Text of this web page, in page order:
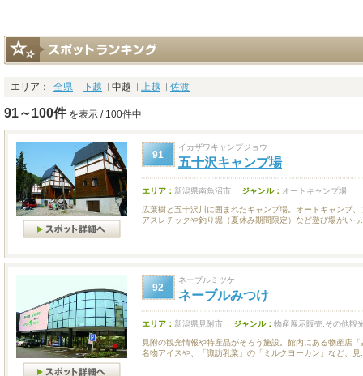
エリア： 全県 下越 中越 上越 佐渡
91～100件 を表示 / 100件中
91
イカザワキャンプジョウ
五十沢キャンプ場
エリア： 新潟県南魚沼市 ジャンル： オートキャンプ場
広葉樹と五十沢川に囲まれたキャンプ場。オートキャンプ
アスレチックや釣り堀（夏休み期間限定）など遊び場がいっ
92
ネーブルミツケ
ネーブルみつけ
エリア： 新潟県見附市 ジャンル： 物産展示販売,その他観
見附の観光情報や特産品がそろう施設。館内にある物産店
名物アイスや、「諏訪乳業」の「ミルクヨーカン」など、見